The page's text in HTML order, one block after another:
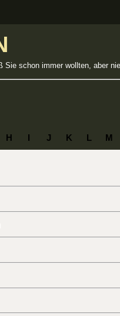
Sie schon immer wollten, aber
H I J K L M